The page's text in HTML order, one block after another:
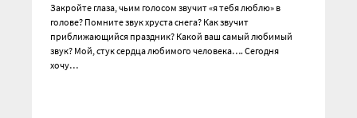
Закройте глаза, чьим голосом звучит «я тебя люблю» в
голове? Помните звук хруста снега? Как звучит
приближающийся праздник? Какой ваш самый любимый
звук? Мой, стук сердца любимого человека…. Сегодня
хочу…